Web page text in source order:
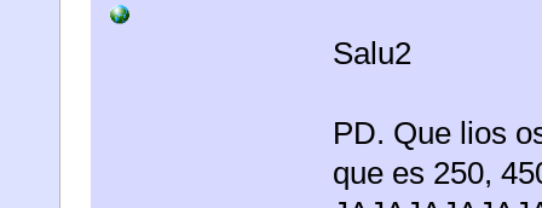
Salu2
PD. Que lios
que es 250,